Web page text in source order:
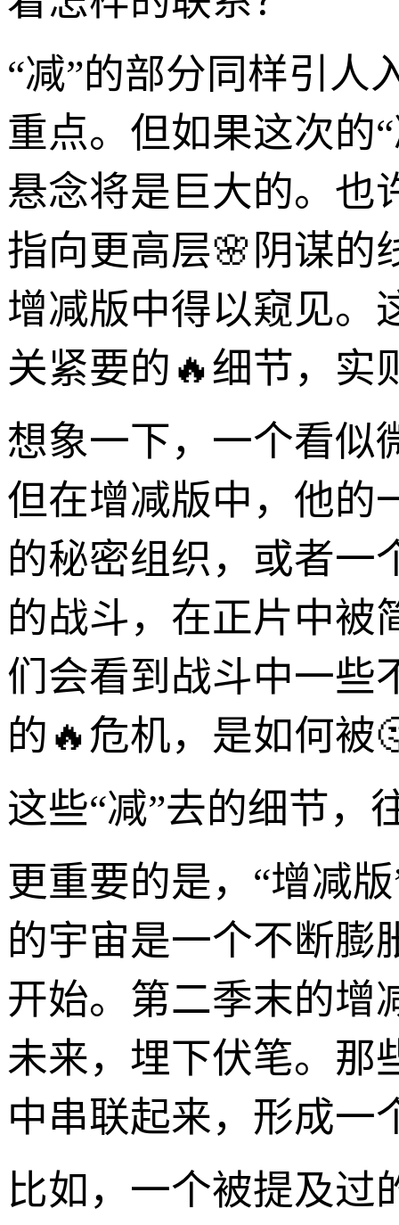
“减”的部分同样引人
重点。但如果这次的
悬念将是巨大的。也
指向更高层🌸阴谋的
增减版中得以窥见。
关紧要的🔥细节，实
想象一下，一个看似
但在增减版中，他的
的秘密组织，或者一
的战斗，在正片中被
们会看到战斗中一些
的🔥危机，是如何被
这些“减”去的细节，
更重要的是，“增减
的宇宙是一个不断膨
开始。第二季末的增
未来，埋下伏笔。那
中串联起来，形成一
比如，一个被提及过